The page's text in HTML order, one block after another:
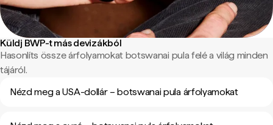
Küldj BWP-t más devizákból
Hasonlíts össze árfolyamokat botswanai pula felé a világ minden
tájáról.
Nézd meg a USA-dollár – botswanai pula árfolyamokat